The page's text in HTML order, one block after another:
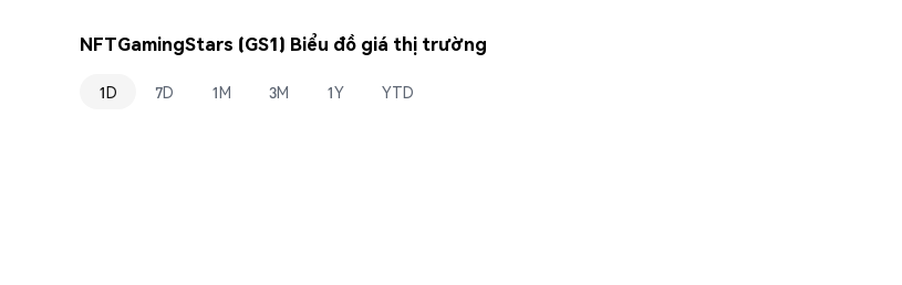
NFTGamingStars (GS1) Biểu đồ giá thị trường
1D 7D 1M 3M 1Y YTD